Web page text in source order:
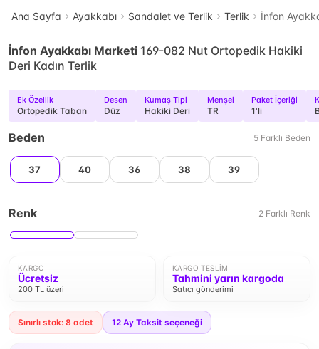
Ana Sayfa Ayakkabı Sandalet ve Terlik Terlik İnfon
İnfon Ayakkabı Marketi 169-082 Nut Ortopedik Hakiki
Deri Kadın Terlik
Ek Özellik
Ortopedik Taban
Desen
Düz
Kumaş Tipi
Hakiki Deri
Menşei
TR
Paket İçeriği
1'li
Beden 5 Farklı Beden
37 40 36 38 39
Renk 2 Farklı Renk
KARGO
Ücretsiz
200 TL üzeri
KARGO TESLIM
Tahmini yarın kargoda
Satıcı gönderimi
Sınırlı stok: 8 adet 12 Ay Taksit seçeneği